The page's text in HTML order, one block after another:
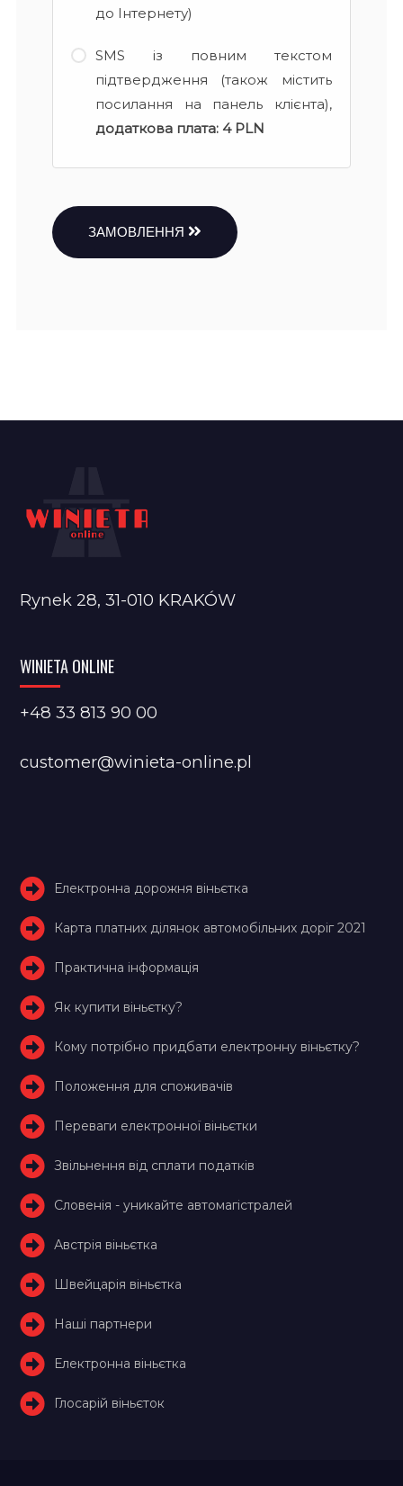
до Інтернету)
SMS із повним текстом
підтвердження (також містить
посилання на панель клієнта),
додаткова плата: 4 PLN
ЗАМОВЛЕННЯ
Rynek 28, 31-010 KRAKÓW
WINIETA ONLINE
+48 33 813 90 00
customer@winieta-online.pl
Електронна дорожня віньєтка
Карта платних ділянок автомобільних доріг 2021
Практична інформація
Як купити віньєтку?
Кому потрібно придбати електронну віньєтку?
Положення для споживачів
Переваги електронної віньєтки
Звільнення від сплати податків
Словенія - уникайте автомагістралей
Австрія віньєтка
Швейцарія віньєтка
Наші партнери
Електронна віньєтка
Глосарій віньєток